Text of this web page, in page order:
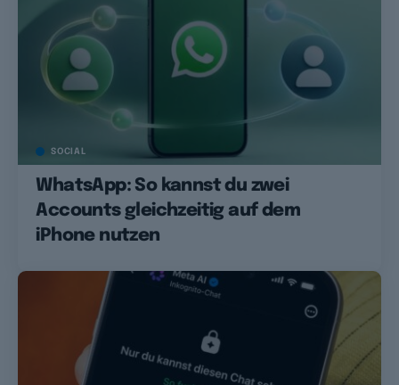
SOCIAL
WhatsApp: So kannst du zwei
Accounts gleichzeitig auf dem
iPhone nutzen